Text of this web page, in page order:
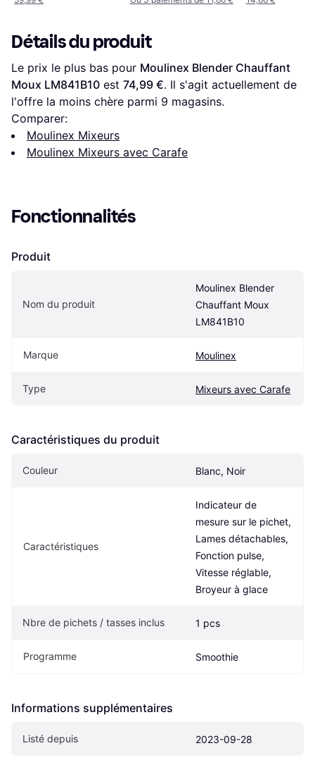
Détails du produit
Le prix le plus bas pour Moulinex Blender Chauffant
Moux LM841B10 est 74,99 €. Il s'agit actuellement de
l'offre la moins chère parmi 9 magasins.
Comparer:
Moulinex Mixeurs
Moulinex Mixeurs avec Carafe
Fonctionnalités
Produit
Nom du produit
Moulinex Blender
Chauffant Moux
LM841B10
Marque Moulinex
Type Mixeurs avec Carafe
Caractéristiques du produit
Couleur Blanc, Noir
Caractéristiques
Indicateur de
mesure sur le pichet,
Lames détachables,
Fonction pulse,
Vitesse réglable,
Broyeur à glace
Nbre de pichets / tasses inclus 1 pcs
Programme Smoothie
Informations supplémentaires
Listé depuis 2023-09-28